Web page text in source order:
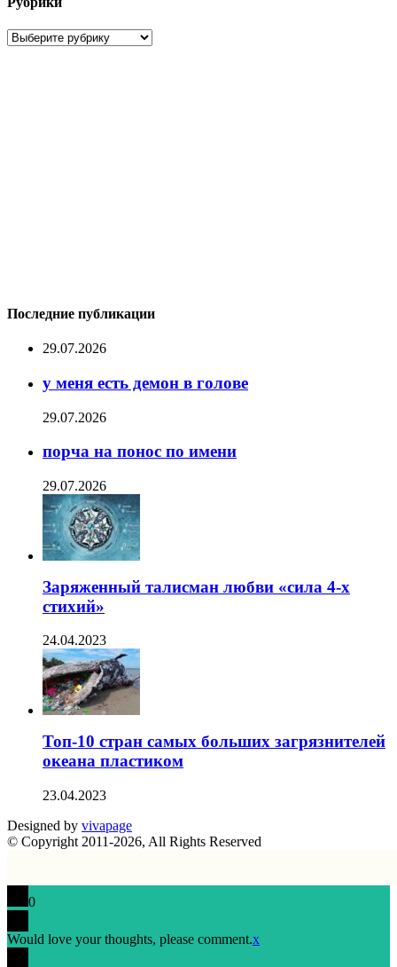
Рубрики
Последние публикации
29.07.2026
у меня есть демон в голове
29.07.2026
порча на понос по имени
29.07.2026
Заряженный талисман любви «сила 4-х
стихий»
24.04.2023
Топ-10 стран самых больших загрязнителей
океана пластиком
23.04.2023
Designed by vivapage
© Copyright 2011-2026, All Rights Reserved
0
Would love your thoughts, please comment.x